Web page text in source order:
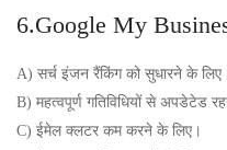
6.Google My
A) सर्च इंजन रैंकिंग को सुधारने के लिए।
B) महत्वपूर्ण गतिविधियों से अपडेटेड
C) ईमेल क्लटर कम करने के लिए।